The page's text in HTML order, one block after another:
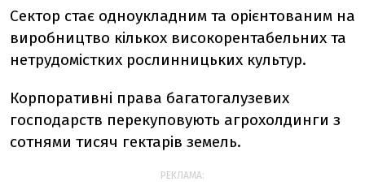
Сектор стає одноукладним та орієнтованим на
виробництво кількох високорентабельних та
нетрудомістких рослинницьких культур.
Корпоративні права багатогалузевих
господарств перекуповують агрохолдинги з
сотнями тисяч гектарів земель.
РЕКЛАМА: